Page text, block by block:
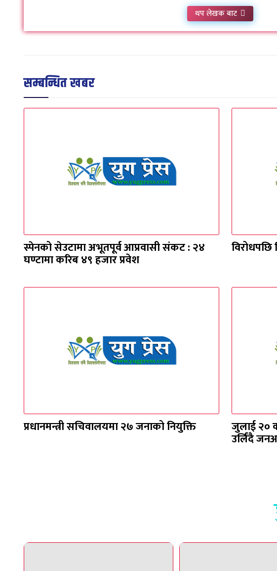
थप लेखक बाट
सम्बन्धित खबर
स्पेनको सेउटामा अभूतपूर्व आप्रवासी संकट : २४
घण्टामा करिब ४९ हजार प्रवेश
विरोधपछि
प्रधानमन्त्री सचिवालयमा २७ जनाको नियुक्ति जुलाई २०
उर्लिंदै